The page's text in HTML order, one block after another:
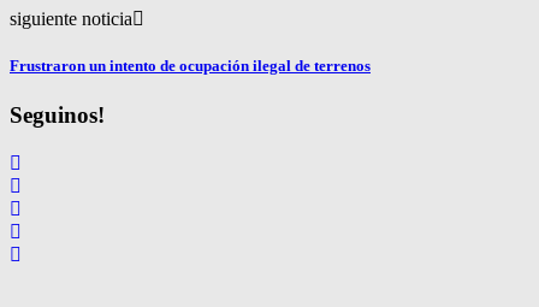
siguiente noticia
Frustraron un intento de ocupación ilegal de terrenos
Seguinos!